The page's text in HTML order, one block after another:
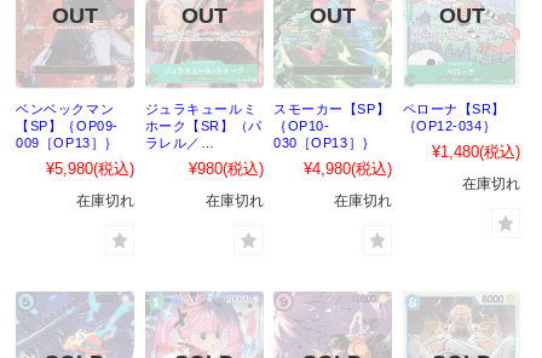
ベンベックマン
【SP】｛OP09-
009［OP13］｝
¥5,980(税込)
在庫切れ
ジュラキュールミ
ホーク【SR】（パ
ラレル／
illust:lack）
｛OP12-030｝
¥980(税込)
在庫切れ
スモーカー【SP】
｛OP10-
030［OP13］｝
¥4,980(税込)
在庫切れ
ペローナ【SR】
｛OP12-034｝
¥1,480(税込)
在庫切れ